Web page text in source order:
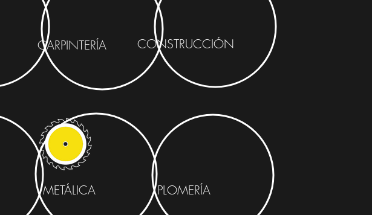
CARPINTERÍA CONSTRUCCIÓN
METÁLICA PLOMERÍA